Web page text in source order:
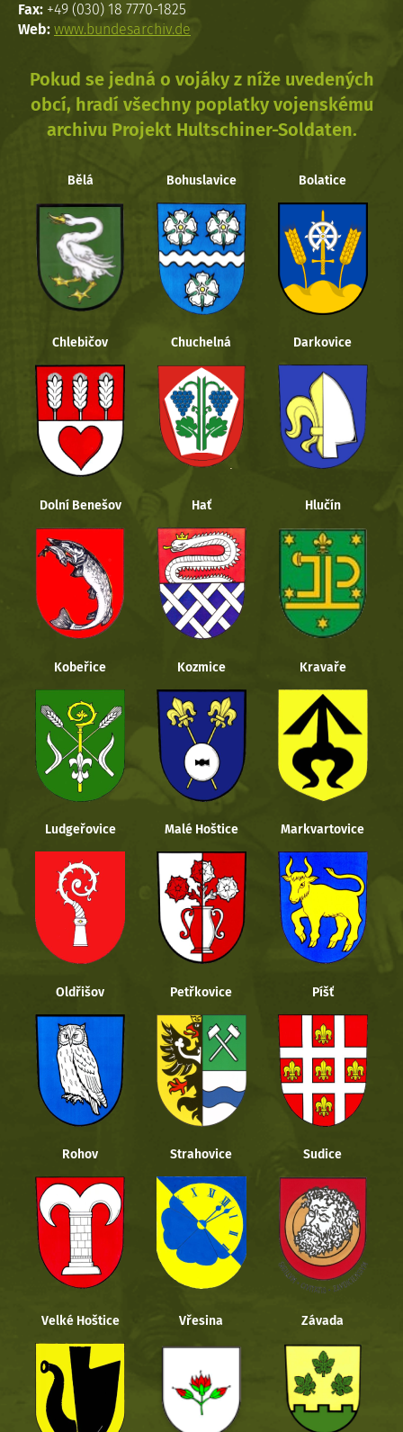
Fax: +49 (030) 18 7770-1825
Web: www.bundesarchiv.de
Pokud se jedná o vojáky z níže uvedených
obcí, hradí všechny poplatky vojenskému
archivu Projekt Hultschiner-Soldaten.
Bělá Bohuslavice Bolatice
Chlebičov Chuchelná Darkovice
Dolní Benešov Hať Hlučín
Kobeřice Kozmice Kravaře
Ludgeřovice Malé Hoštice Markvartovice
Oldřišov Petřkovice Píšť
Rohov Strahovice Sudice
Velké Hoštice Vřesina Závada